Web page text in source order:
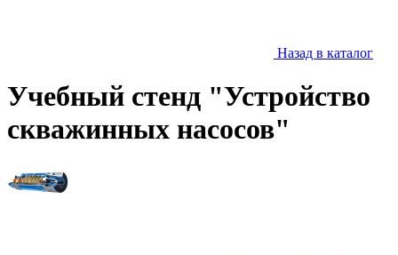
Назад в каталог
Учебный стенд "Устройство
скважинных насосов"